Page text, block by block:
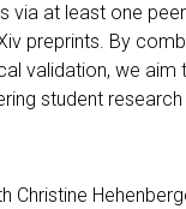
via at least one
preprints. By
validation, we aim
student research
Christine